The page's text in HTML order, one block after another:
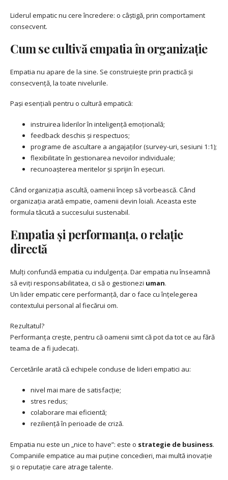
Liderul empatic nu cere încredere: o câștigă, prin comportament
consecvent.
Cum se cultivă empatia în organizație
Empatia nu apare de la sine. Se construiește prin practică și
consecvență, la toate nivelurile.
Pași esențiali pentru o cultură empatică:
instruirea liderilor în inteligență emoțională;
feedback deschis și respectuos;
programe de ascultare a angajaților (survey-uri, sesiuni 1:1);
flexibilitate în gestionarea nevoilor individuale;
recunoașterea meritelor și sprijin în eșecuri.
Când organizația ascultă, oamenii încep să vorbească. Când
organizația arată empatie, oamenii devin loiali. Aceasta este
formula tăcută a succesului sustenabil.
Empatia și performanța, o relație
directă
Mulți confundă empatia cu indulgența. Dar empatia nu înseamnă
să eviți responsabilitatea, ci să o gestionezi uman.
Un lider empatic cere performanță, dar o face cu înțelegerea
contextului personal al fiecărui om.
Rezultatul?
Performanța crește, pentru că oamenii simt că pot da tot ce au fără
teama de a fi judecați.
Cercetările arată că echipele conduse de lideri empatici au:
nivel mai mare de satisfacție;
stres redus;
colaborare mai eficientă;
reziliență în perioade de criză.
Empatia nu este un „nice to have”: este o strategie de business.
Companiile empatice au mai puține concedieri, mai multă inovație
și o reputație care atrage talente.